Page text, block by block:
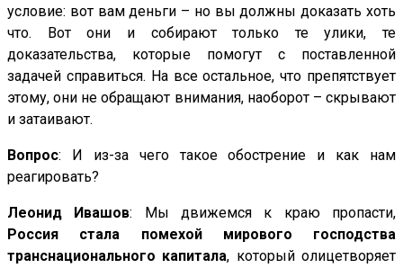
условие: вот вам деньги – но вы должны доказать хоть
что. Вот они и собирают только те улики, те
доказательства, которые помогут с поставленной
задачей справиться. На все остальное, что препятствует
этому, они не обращают внимания, наоборот – скрывают
и затаивают.
Вопрос: И из-за чего такое обострение и как нам
реагировать?
Леонид Ивашов: Мы движемся к краю пропасти,
Россия стала помехой мирового господства
транснационального капитала, который олицетворяет